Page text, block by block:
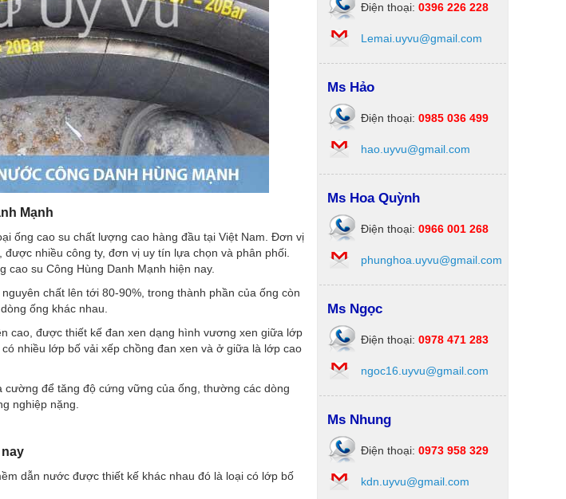
Mạnh
ống cao su chất lượng cao hàng đầu tại Việt Nam. Đơn vị
nhiều công ty, đơn vị uy tín lựa chọn và phân phối.
cao su Công Hùng Danh Mạnh hiện nay.
chất lên tới 80-90%, trong thành phần của ống còn
ống khác nhau.
cao, được thiết kế đan xen dạng hình vương xen giữa lớp
nhiều lớp bố vải xếp chồng đan xen và ở giữa là lớp cao
cường để tăng độ cứng vững của ống, thường các dòng
nghiệp nặng.
dẫn nước được thiết kế khác nhau đó là loại có lớp bố
Điện thoại: 0396 226 228
Lemai.uyvu@gmail.com
Ms Hảo
Điện thoại: 0985 036 499
hao.uyvu@gmail.com
Ms Hoa Quỳnh
Điện thoại: 0966 001 268
phunghoa.uyvu@gmail.com
Ms Ngọc
Điện thoại: 0978 471 283
ngoc16.uyvu@gmail.com
Ms Nhung
Điện thoại: 0973 958 329
kdn.uyvu@gmail.com